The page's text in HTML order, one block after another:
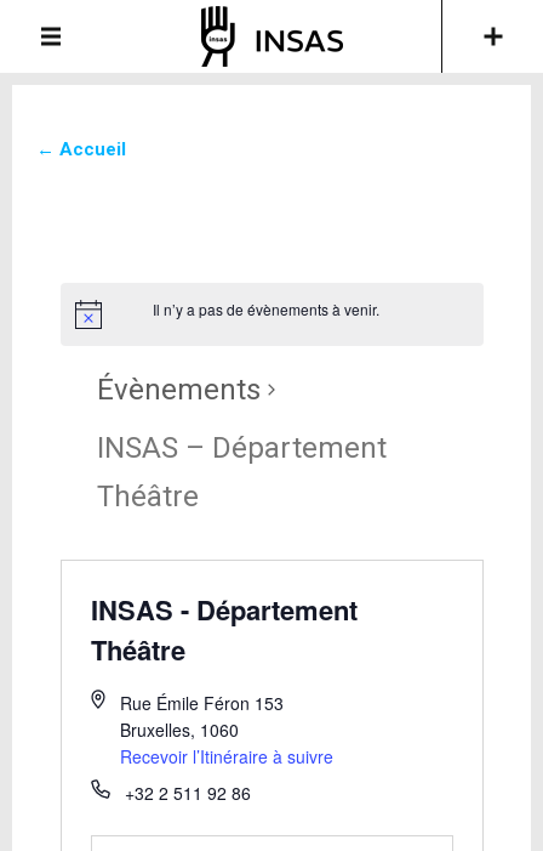
← Accueil
Il n’y a pas de évènements à venir.
Évènements
INSAS – Département
Théâtre
INSAS - Département
Théâtre
Rue Émile Féron 153
Bruxelles, 1060
Recevoir l’Itinéraire à suivre
+32 2 511 92 86